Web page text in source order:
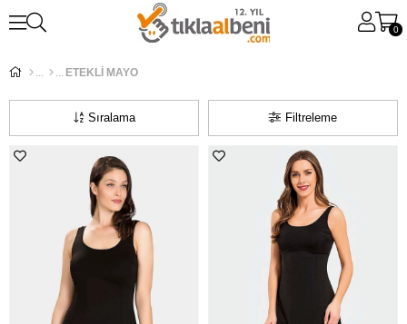
0
ETEKLİ MAYO
Filtreleme
Sıralama